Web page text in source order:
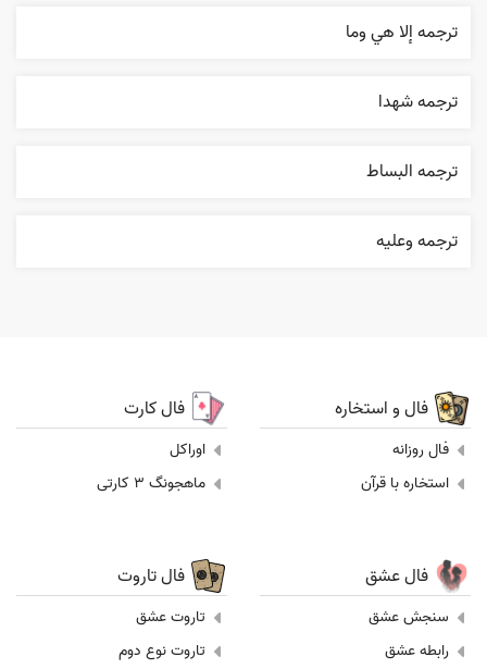
ترجمه إلا هي وما
ترجمه شهدا
ترجمه البساط
ترجمه وعليه
فال و استخاره
فال روزانه
استخاره با قرآن
فال کارت
اوراکل
ماهجونگ 3 کارتی
فال عشق
سنجش عشق
رابطه عشق
فال تاروت
تاروت عشق
تاروت نوع دوم